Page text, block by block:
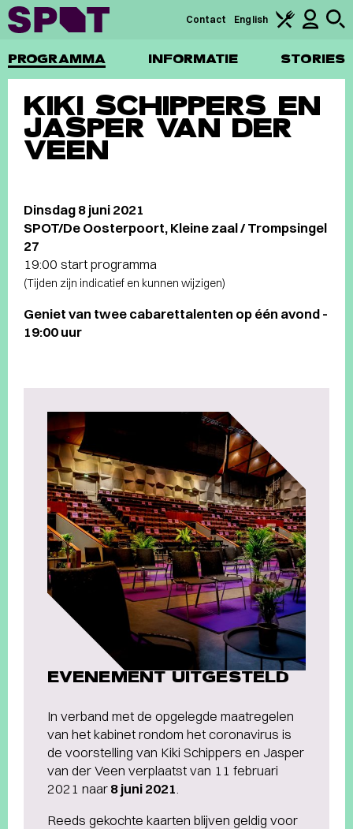
PROGRAMMA INFORMATIE STORIES
Contact English
KIKI SCHIPPERS EN
JASPER VAN DER
VEEN
Dinsdag 8 juni 2021
SPOT/De Oosterpoort, Kleine zaal / Trompsingel
27
19:00 start programma
(Tijden zijn indicatief en kunnen wijzigen)
Geniet van twee cabarettalenten op één avond -
19:00 uur
EVENEMENT UITGESTELD
In verband met de opgelegde maatregelen
van het kabinet rondom het coronavirus is
de voorstelling van Kiki Schippers en Jasper
van der Veen verplaatst van 11 februari
2021 naar8 juni 2021
Reeds gekochte kaarten blijven geldig voor